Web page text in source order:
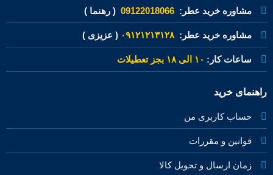
مشاوره خرید عطر: 09122018066 ( رهنما )
مشاوره خرید عطر:۰۹۱۲۱۲۱۳۱۲۸ ( عزیزی )
ساعات کار: ۱۰ الی ۱۸ بجز تعطیلات
راهنمای خرید
حساب کاربری من
قوانین و مقررات
زمان ارسال و تحویل کالا